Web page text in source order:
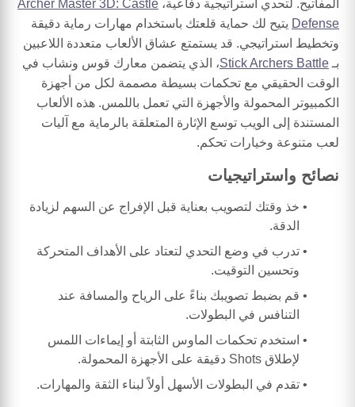
المفاتيح. لتحدي استراتيجية دفاعية، Archer Master 3D: Castle
Defense يتيح لك حماية قلعتك باستخدام مهارات رماية دقيقة
وتخطيط استراتيجي. قد يستمتع عشاق الألعاب متعددة اللاعبين
بـ Stick Archers Battle، الذي يتضمن معارك قوس ونشاب في
الوقت الحقيقي مع تحكمات بسيطة مصممة لكل من أجهزة
الكمبيوتر المحمولة والأجهزة التي تعمل باللمس. هذه الألعاب
المستندة إلى الويب توسع الإثارة المتعلقة بالرماية مع آليات
لعب متنوعة وخيارات تحكم.
نصائح واستراتيجيات
خذ وقتك لتصويب بعناية قبل الإفراج عن السهم لزيادة
الدقة.
تدرب في وضع التحدي لتعتاد على الأهداف المتحركة
وتحسين التوقيت.
قم بضبط تصويبك بناءً على الرياح والمسافة عند
التنافس في البطولات.
استخدم تحكمات الماوس الثابتة أو إيماءات اللمس
لإطلاق Shots دقيقة على الأجهزة المحمولة.
تقدم في البطولات الأسهل أولاً لبناء الثقة والمهارات.